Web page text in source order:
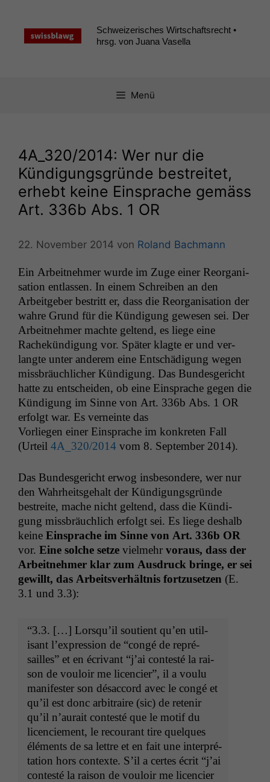
springen
Schweizerisches Wirtschaftsrecht •
hrsg. von Juana Vasella
Menü
4A_320/2014: Wer nur die
Kündigungsgründe bestreitet,
erhebt keine Einsprache gemäss
Art. 336b Abs. 1 OR
22. November 2014 von Roland Bachmann
Ein Arbeit­nehmer wurde im Zuge ein­er Reor­gan­i­
sa­tion ent­lassen. In einem Schreiben an den
Arbeit­ge­ber bestritt er, dass die Reor­gan­i­sa­tion der
wahre Grund für die Kündi­gung gewe­sen sei. Der
Arbeit­nehmer machte gel­tend, es liege eine
Rachekündi­gung vor. Später klagte er und ver­
langte unter anderem eine Entschädi­gung wegen
miss­bräuch­lich­er Kündi­gung. Das Bun­des­gericht
hat­te zu entschei­den, ob eine Ein­sprache gegen die
Kündi­gung im Sinne von Art. 336b Abs. 1 OR
erfol­gt war. Es verneinte das
Vor­liegen ein­er Ein­sprache im konkreten Fall
(Urteil 4A_320/2014 vom 8. Sep­tem­ber 2014).
Das Bun­des­gericht erwog ins­beson­dere, wer nur
den Wahrheits­ge­halt der Kündi­gungs­gründe
bestre­ite, mache nicht gel­tend, dass die Kündi­
gung miss­bräuch­lich erfol­gt sei. Es liege deshalb
keine Ein­sprache im Sinne von Art. 336b OR
vor. Eine solche set­ze vielmehr voraus, dass der
Arbeit­nehmer klar zum Aus­druck bringe, er sei
gewil­lt, das Arbeitsver­hält­nis fortzuset­zen (E.
3.1 und 3.3):
“3.3. […] Lorsqu’il sou­tient qu’en util­
isant l’ex­pres­sion de “con­gé de repré­
sailles” et en écrivant “j’ai con­testé la rai­
son de vouloir me licenci­er”, il a voulu
man­i­fester son désac­cord avec le con­gé et
qu’il est donc arbi­traire (sic) de retenir
qu’il n’au­rait con­testé que le motif du
licen­ciement, le recourant tire quelques
élé­ments de sa let­tre et en fait une inter­pré­
ta­tion hors con­texte. S’il a certes écrit “j’ai
con­testé la rai­son de vouloir me licenci­er